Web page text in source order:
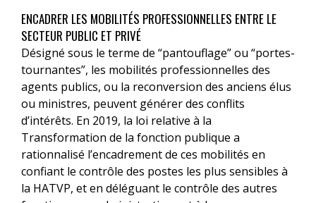
ENCADRER LES MOBILITÉS PROFESSIONNELLES ENTRE LE
SECTEUR PUBLIC ET PRIVÉ
Désigné sous le terme de “pantouflage” ou “portes-
tournantes”, les mobilités professionnelles des
agents publics, ou la reconversion des anciens élus
ou ministres, peuvent générer des conflits
d’intérêts. En 2019, la loi relative à la
Transformation de la fonction publique a
rationnalisé l’encadrement de ces mobilités en
confiant le contrôle des postes les plus sensibles à
la HATVP, et en déléguant le contrôle des autres